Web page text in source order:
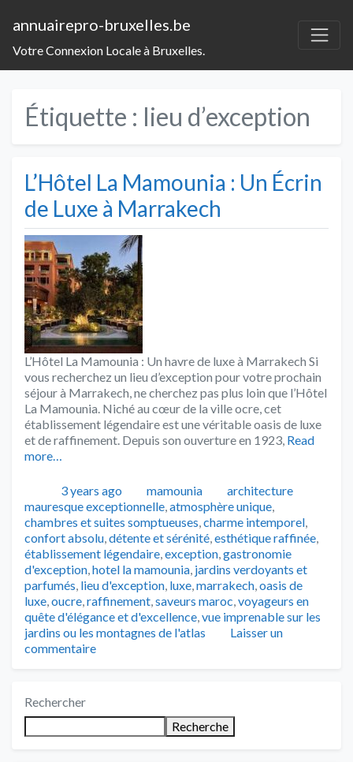
annuairepro-bruxelles.be
Votre Connexion Locale à Bruxelles.
Étiquette : lieu d’exception
L’Hôtel La Mamounia : Un Écrin
de Luxe à Marrakech
L’Hôtel La Mamounia : Un havre de luxe à Marrakech Si
vous recherchez un lieu d’exception pour votre prochain
séjour à Marrakech, ne cherchez pas plus loin que l’Hôtel
La Mamounia. Niché au cœur de la ville ocre, cet
établissement légendaire est une véritable oasis de luxe
et de raffinement. Depuis son ouverture en 1923, Read
more…
Publié3 years ago Catégories
mamounia Tags
architecture
mauresque exceptionnelle,atmosphère unique,
chambres et suites somptueuses,charme intemporel,
confort absolu,détente et sérénité,esthétique raffinée,
établissement légendaire,exception,gastronomie
d'exception,hotel la mamounia, jardins verdoyants et
parfumés, lieu d'exception, luxe,marrakech,oasis de
luxe,oucre,raffinement,saveurs maroc,voyageurs en
quête d'élégance et d'excellence,vue imprenable sur les
jardins ou les montagnes de l'atlas
Laisser un
commentaire
Rechercher
Recherche